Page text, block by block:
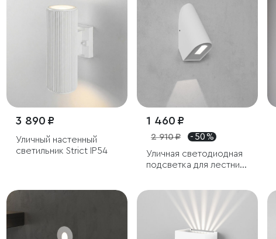
3 890 ₽
Уличный настенный
светильник Strict IP54
1 460 ₽
2 910 ₽
- 50 %
Уличная светодиодная
подсветка для лестниц